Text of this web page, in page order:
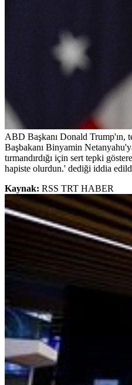
ABD Başkanı Donald Trump'ın,
Başbakanı Binyamin
tırmandırdığı için sert tepki
hapiste olurdun.' dediği iddia
Kaynak: RSS TRT HABER